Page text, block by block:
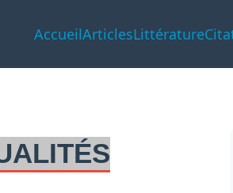
AccueilArticlesLittérature